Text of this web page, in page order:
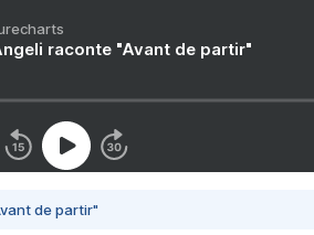
raconte "Avant de partir"
de partir"